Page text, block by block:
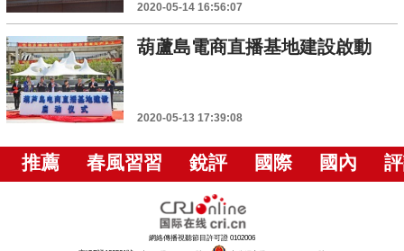
2020-05-14 16:56:07
葫蘆島電商直播基地建設啟動
2020-05-13 17:39:08
推薦 春風習習 銳評 國際 國內
網絡傳播視聽節目許可證 0102006